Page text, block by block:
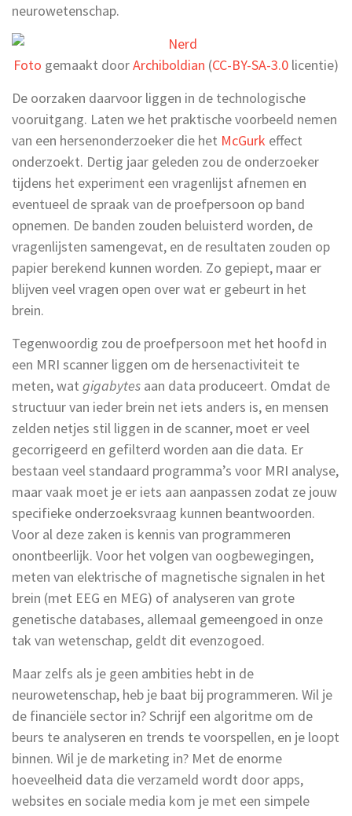
neurowetenschap.
Foto gemaakt doorArchiboldian (CC-BY-SA-3.0 licentie)
De oorzaken daarvoor liggen in de technologische
vooruitgang. Laten we het praktische voorbeeld nemen
van een hersenonderzoeker die het McGurk effect
onderzoekt. Dertig jaar geleden zou de onderzoeker
tijdens het experiment een vragenlijst afnemen en
eventueel de spraak van de proefpersoon op band
opnemen. De banden zouden beluisterd worden, de
vragenlijsten samengevat, en de resultaten zouden op
papier berekend kunnen worden. Zo gepiept, maar er
blijven veel vragen open over wat er gebeurt in het
brein.
Tegenwoordig zou de proefpersoon met het hoofd in
een MRI scanner liggen om de hersenactiviteit te
meten, wat gigabytes aan data produceert. Omdat de
structuur van ieder brein net iets anders is, en mensen
zelden netjes stil liggen in de scanner, moet er veel
gecorrigeerd en gefilterd worden aan die data. Er
bestaan veel standaard programma’s voor MRI analyse,
maar vaak moet je er iets aan aanpassen zodat ze jouw
specifieke onderzoeksvraag kunnen beantwoorden.
Voor al deze zaken is kennis van programmeren
onontbeerlijk. Voor het volgen van oogbewegingen,
meten van elektrische of magnetische signalen in het
brein (met EEG en MEG) of analyseren van grote
genetische databases, allemaal gemeengoed in onze
tak van wetenschap, geldt dit evenzogoed.
Maar zelfs als je geen ambities hebt in de
neurowetenschap, heb je baat bij programmeren. Wil je
de financiële sector in? Schrijf een algoritme om de
beurs te analyseren en trends te voorspellen, en je loopt
binnen. Wil je de marketing in? Met de enorme
hoeveelheid data die verzameld wordt door apps,
websites en sociale media kom je met een simpele